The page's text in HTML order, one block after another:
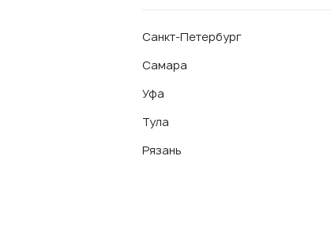
Санкт-Петербург
Самара
Уфа
Тула
Рязань